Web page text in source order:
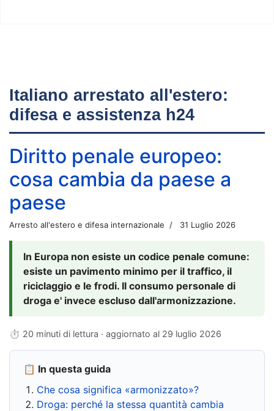
Italiano arrestato all'estero:
difesa e assistenza h24
Diritto penale europeo:
cosa cambia da paese a
paese
Arresto all'estero e difesa internazionale 31 Luglio 2026
In Europa non esiste un codice penale comune:
esiste un pavimento minimo per il traffico, il
riciclaggio e le frodi. Il consumo personale di
droga e' invece escluso dall'armonizzazione.
⏱ 20 minuti di lettura · aggiornato al 29 luglio 2026
📋 In questa guida
Che cosa significa «armonizzato»?
Droga: perché la stessa quantità cambia